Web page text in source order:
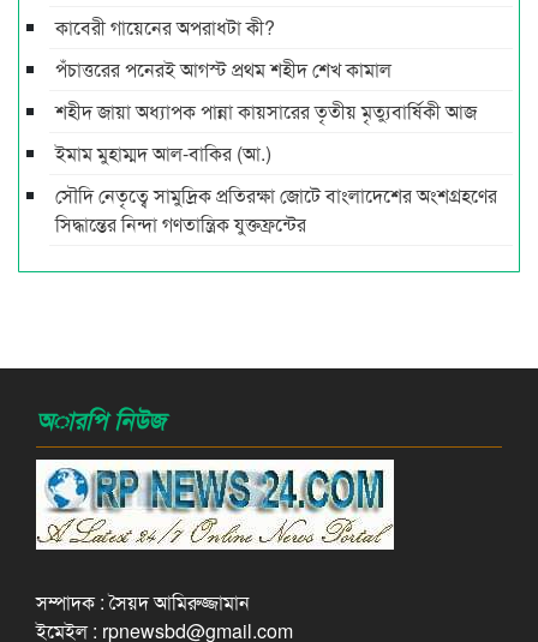
কাবেরী গায়েনের অপরাধটা কী?
পঁচাত্তরের পনেরই আগস্ট প্রথম শহীদ শেখ কামাল
শহীদ জায়া অধ্যাপক পান্না কায়সারের তৃতীয় মৃত্যুবার্ষিকী আজ
ইমাম মুহাম্মদ আল-বাকির (আ.)
সৌদি নেতৃত্বে সামুদ্রিক প্রতিরক্ষা জোটে বাংলাদেশের অংশগ্রহণের
সিদ্ধান্তের নিন্দা গণতান্ত্রিক যুক্তফ্রন্টের
অারপি নিউজ
সম্পাদক : সৈয়দ আমিরুজ্জামান
ইমেইল : rpnewsbd@gmail.com